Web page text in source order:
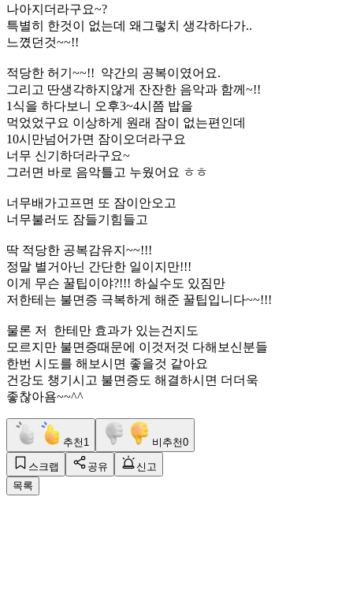
나아지더라구요~?
특별히 한것이 없는데 왜그렇치 생각하다가..
느꼈던것~~!!
적당한 허기~~!! 약간의 공복이였어요.
그리고 딴생각하지않게 잔잔한 음악과 함께~!!
1식을 하다보니 오후3~4시쯤 밥을
먹었었구요 이상하게 원래 잠이 없는편인데
10시만넘어가면 잠이오더라구요
너무 신기하더라구요~
그러면 바로 음악틀고 누웠어요 ㅎㅎ
너무배가고프면 또 잠이안오고
너무불러도 잠들기힘들고
딱 적당한 공복감유지~~!!!
정말 별거아닌 간단한 일이지만!!!
이게 무슨 꿀팁이야?!!! 하실수도 있짐만
저한테는 불면증 극복하게 해준 꿀팁입니다~~!!!
물론 저 한테만 효과가 있는건지도
모르지만 불면증때문에 이것저것 다해보신분들
한번 시도를 해보시면 좋을것 같아요
건강도 챙기시고 불면증도 해결하시면 더더욱
좋찮아욤~~^^
추천 1 비추천0
스크랩 공유
신고
목록